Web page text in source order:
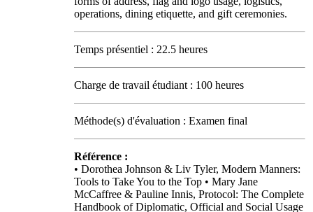
operations, dining etiquette, and gift ceremonies.
Temps présentiel : 22.5 heures
Charge de travail étudiant : 100 heures
Méthode(s) d'évaluation : Examen final
Référence :
• Dorothea Johnson & Liv Tyler, Modern Manners:
Tools to Take You to the Top • Mary Jane
McCaffree & Pauline Innis, Protocol: The Complete
Handbook of Diplomatic, Official and Social Usage